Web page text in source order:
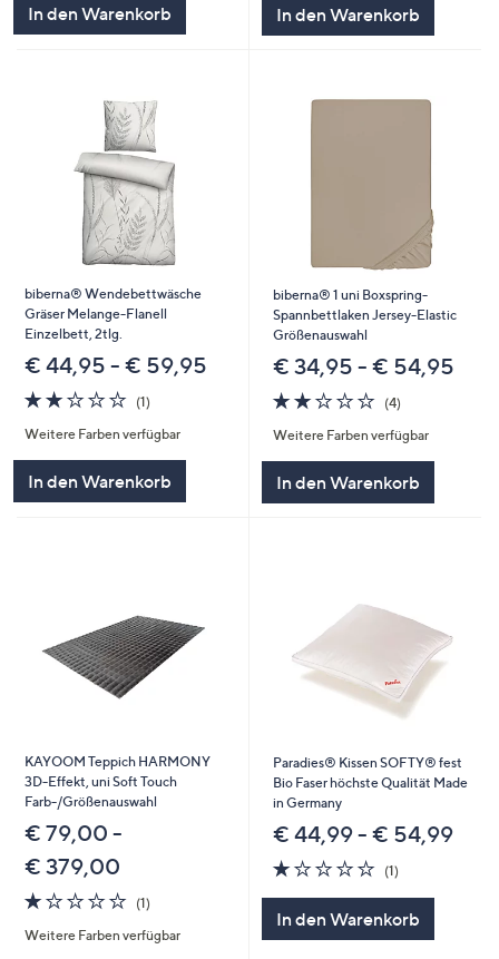
In den Warenkorb In den Warenkorb
biberna® Wendebettwäsche
Gräser Melange-Flanell
Einzelbett, 2tlg.
€ 44,95 - € 59,95
2.0
von
5
(1)1
Weitere Farben verfügbar
In den Warenkorb
biberna® 1 uni Boxspring-
Spannbettlaken Jersey-Elastic
Größenauswahl
€ 34,95 - € 54,95
2.0
von
5
(4)4
Weitere Farben verfügbar
In den Warenkorb
KAYOOM Teppich HARMONY
3D-Effekt, uni Soft Touch
Farb-/Größenauswahl
€ 79,00 -
€ 379,00
1.0
von
5
(1)1
Weitere Farben verfügbar
Paradies® Kissen SOFTY® fest
Bio Faser höchste Qualität Made
in Germany
€ 44,99 - € 54,99
1.0
von
(1)1
In den Warenkorb